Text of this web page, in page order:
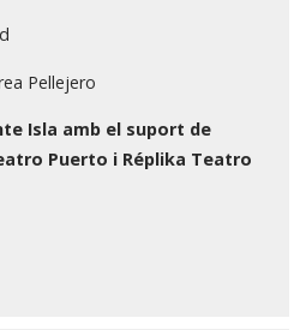
Pellejero
Isla amb el suport de
Puerto i Réplika Teatro